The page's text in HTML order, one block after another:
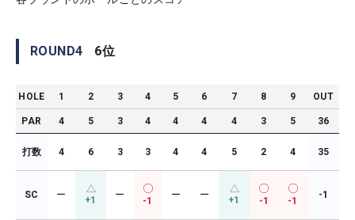
ROUND4 6位
HOLE 1 2 3 4 5 6 7 8 9 OUT
PAR 4 5 3 4 4 4 4 3 5 36
打数 4 6 3 3 4 4 5 2 4 35
SC ー +1 ー
-1
ー ー +1 -1 -1
-1